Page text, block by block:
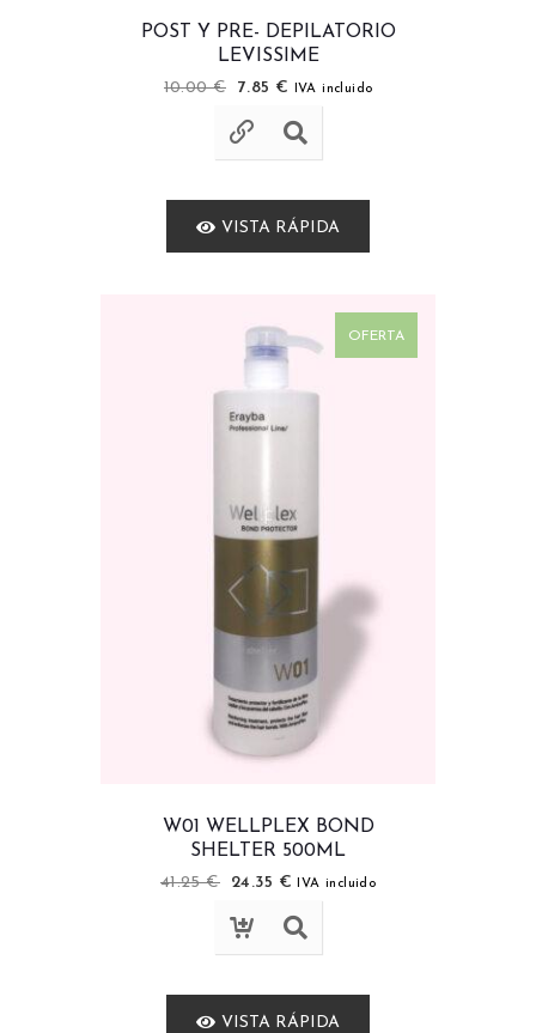
POST Y PRE- DEPILATORIO
LEVISSIME
10.00€ 7.85 € IVA incluido
VISTA RÁPIDA
OFERTA
W01 WELLPLEX BOND
SHELTER 500ML
41.25€ 24.35 € IVA incluido
VISTA RÁPIDA